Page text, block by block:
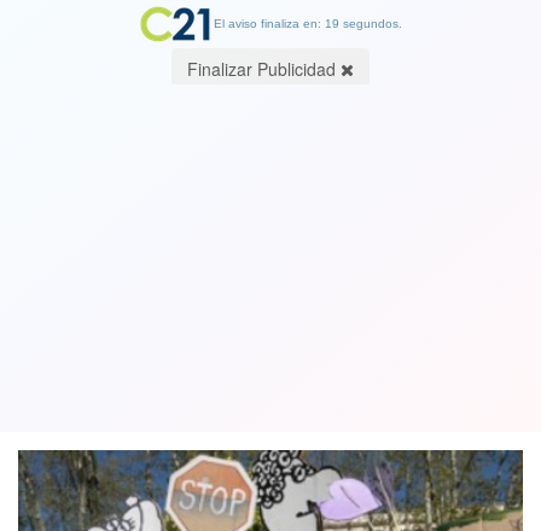
El aviso finaliza en: 19 segundos.
Finalizar Publicidad